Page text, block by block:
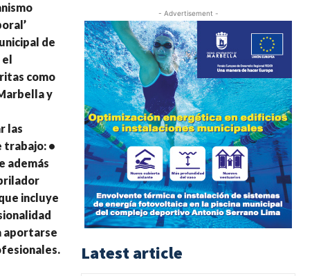
de
como
y
las
trabajo: •
además
incluye
aportarse
- Advertisement -
Latest article